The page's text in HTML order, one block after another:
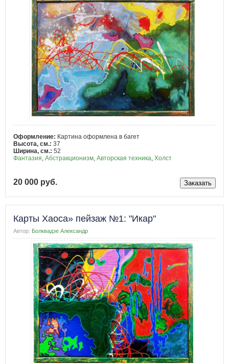
Оформление: Картина оформлена в багет
Высота, см.: 37
Ширина, см.: 52
Фантазия Абстракционизм Авторская техника Холст
20 000 руб.
Карты Хаоса» пейзаж №1: "Икар"
Автор: Болквадзе Александр